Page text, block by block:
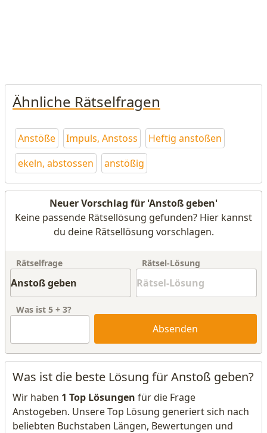
Ähnliche Rätselfragen
Anstöße Impuls, Anstoss
Heftig anstoßen
ekeln, abstossen
anstößig
Neuer Vorschlag für 'Anstoß geben'
Keine passende Rätsellösung gefunden? Hier kannst
du deine Rätsellösung vorschlagen.
Rätselfrage Rätsel-Lösung
Was ist 5 + 3?
Absenden
Was ist die beste Lösung für Anstoß geben?
Wir haben 1 Top Lösungen für die Frage
Anstogeben. Unsere Top Lösung generiert sich nach
beliebten Buchstaben Längen, Bewertungen und